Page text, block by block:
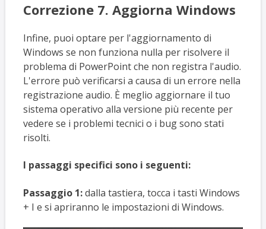
Correzione 7. Aggiorna Windows
Infine, puoi optare per l'aggiornamento di
Windows se non funziona nulla per risolvere il
problema di PowerPoint che non registra l'audio.
L'errore può verificarsi a causa di un errore nella
registrazione audio. È meglio aggiornare il tuo
sistema operativo alla versione più recente per
vedere se i problemi tecnici o i bug sono stati
risolti.
I passaggi specifici sono i seguenti:
Passaggio 1:dalla tastiera, tocca i tasti Windows
+ I e si apriranno le impostazioni di Windows.